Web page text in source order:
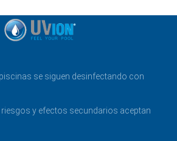
piscinas se siguen desinfectando con
y efectos secundarios aceptan